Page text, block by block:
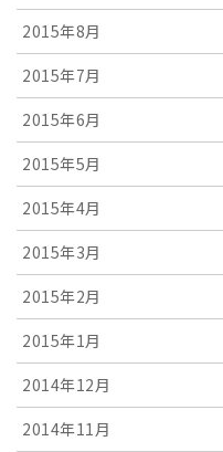
2015年8月
2015年7月
2015年6月
2015年5月
2015年4月
2015年3月
2015年2月
2015年1月
2014年12月
2014年11月